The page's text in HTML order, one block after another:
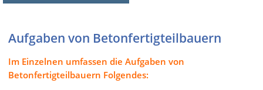
Aufgaben von Betonfertigteilbauern
Im Einzelnen umfassen die Aufgaben von
Betonfertigteilbauern Folgendes: